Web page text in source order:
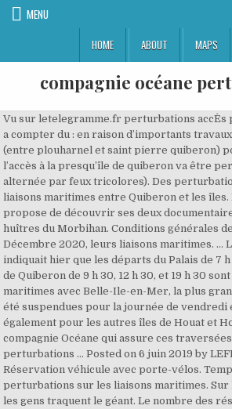
MENU
HOME
ABOUT MAPS
compagnie océane
Vu sur letelegramme.fr perturbations accÈs presqu’Île de quiberon a compter du : en raison d’importants travaux sur la départementale (entre plouharnel et saint pierre quiberon) pour une durée de mois, l’accès à la presqu’île de quiberon va être perturbé (circulation alternée par feux tricolores). Des perturbations ce dimanche sur les liaisons maritimes entre Quiberon et les îles. Le Télégramme vous propose de découvrir ses deux documentaires consacrés aux huîtres du Morbihan. Conditions générales de transport et de vente. Décembre 2020, leurs liaisons maritimes. ... La compagnie Océane indiquait hier que les départs du Palais de 7 h 45, 11 h, 18 h 15 et ceux de Quiberon de 9 h 30, 12 h 30, et 19 h 30 sont annulés. Les liaisons maritimes avec Belle-Ile-en-Mer, la plus grande île du Morbihan, ont été suspendues pour la journée de vendredi et pourraient l'être également pour les autres îles de Houat et Hoedic, a annoncé la compagnie Océane qui assure ces traversées, précisant que ces perturbations … Posted on 6 juin 2019 by LEFLOQUIBERON. Réservation véhicule avec porte-vélos. Tempête : des perturbations sur les liaisons maritimes. Sur les réseaux sociaux, les gens traquent le géant. Le nombre des réservations pour une traversée d'un véhicule avec un porte-vélos étant limité, nous vous invitons à contacter notre centrale de réservation au … Il est fortement recommandé à … Le nombre des réservations pour une traversée d'un véhicule avec un porte-vélos étant limité, nous vous invitons à contacter notre centrale de réservation au 0820056156 (0,12€ ttc/min).. Merci de … » Xena est en... Restez connecté à l’actualité grâce à nos newsletters. Tempête Brendan. Mentions légales. » En septembre, Hugo a intégré l'équipe de France jeune de... « Je suis une fille qui a du caractère et qui rentre dans les gens quand il y a quelque chose qui ne va pas. En raison des mauvaises conditions météorologiques liées à la tempête Ciara, annoncée ce dimanche 9 février 2020, la Le nombre des réservations pour une traversée d'un véhicule avec un porte-vélos étant limité, nous vous invitons à contacter notre centrale de réservation au 0820056156 (0,12€ ttc/, Merci de consulter la page dédiée aux informations CORONAVIRUS. En raison des conditions météorologiques annoncées pour la journée du dimanche 27 décembre 2020, les rotations de la ligne Quiberon - Houat ... Il y a également des risques de perturbations également pour la journée du lundi 28 décembre 2020. La compagnie Océane annonce des perturbations dans les transports entre Quiberon et les îles ce vendredi. Car BreizhGo – Lignes interurbaines La montée se fait à nouveau par l’avant du car. Compagnie Océane : « Une fréquentation digne du mois d'août. Alors que la tempête Bella va balayer la Bretagne, la Compagnie Océane apporte des modifications à ses liaisons maritimes pour la journée du dimanche 27 décembre 2020. Par Ronan Houssin Publié le 26 Déc 20 à 16:46 En raison de la tempête Bella, la Compagnie Océane apporte des modifications à ses rotations. En raison des mauvaises conditions météorologiques de ce week-end, la compagnie Océane (Morbihan) … En raison des conditions météorologiques, la Compagnie Océane prévoit, dimanche 3 et lundi 4 mars 2019, des perturbations dans les liaisons entre les îles (Belle-Ile, Houat, Hoedic) et Quiberon. Selon la Compagnie Océane, les conditions météorologiques remodèlent à nouveau les rotations pour les trois jours à venir. Les mauvaises conditions météorologiques ont contraint la Compagnie Océane d’annuler plusieurs départs sur sa ligne Lorient-Groix, ce lundi matin Perturbations sur la liaison Lorient-Groix Vous aurez toutes les informations sur les perturbations maritimes sur la ligne Quiberon-Houat-Hoëdic. Perturbations sur la liaison Belle-Île-Quiberon (Archives François Destoc) Lecture : 1 minute Partager. La Compagnie Océane fait savoir qu’en raison des mauvaises conditions météorologiques annoncées lundi 28 décembre 2020, toutes les rotations en direction de Groix sont annulées. horaire réservation bateau, traversée à destination des iles de Bretagne Sud : Belle-Ile-en-Mer, Groix, Houat, Hoedic au départ de Quiberon et Lorient, îles du morbihan, île du ponant, île au grenat La compagnie Océane annonce des perturbations sur la liaison vers Groix pour jeudi 12 décembre et vendredi 13 décembre et sur la ligne de Belle-Ile, mercredi 11, jeudi 12 et vendredi 13 décembre. La saison des tempêtes devrait commencer fort avec l’arrivée d’Alex, annoncée avec des rafales pouvant atteindre 140 km/h sur … Un accord met fin à la grève des salariés de la Compagnie océane. Amplify your vacation experience on an Ocean MedallionClass cruise with personalized service that anticipates your needs, wants and desires. Le bourg. Pour notre sécurité à tous, l'étiquetage des bagages est obligatoire. Le trafic maritime par la compagnie océane. En raison d’une grève du personnel, nous vous invitons à prendre connaissance des modifications des horaires pour les traversées Quiberon – Le Palais : Laurent Berger (CFDT) appelle à une hausse de 15 % des salaires dans le médico-social, Voile. En savoir plus. Des retards sur les dernières rotations sont à prévoir suivant la météo. Des perturbations aujourd'hui. Tempête Bella. (©Johann Foucault)En raison de la tempête Bella qui va balayer la Bretagne à compter de samedi 26 décembre 2020, la Compagnie Océane apporte des modifications à… Compagnie Océane. La tempête Alex débarque sur le littoral du Morbihan. Caudrelier : « Aujourd’hui, ça paraît presque normal d’aller viser cette barre des 40 jours… », Covid-19 : la Belgique franchit le cap des 20 000 morts [Direct], Pakistan : une panne d’électricité plonge le pays dans le noir. La flotte du Conseil Régional de Bretagne - Compagnie Oceane. Compagnie Océane. Liaisons quotidiennes Quiberon- Belle-île (Le Palais) passagers et véhicules, toute l'année Réservations www.compagnie-oceane.fr ou 0820 056 156 C'est un sport de nature, on est à sa merci, et ce qu'elle nous offre, c'est exceptionnel. Le nombre des réservations pour une traversée d'un véhicule avec un porte-vélos étant limité, nous vous invitons à contacter notre centrale de réservation au 0820056156 (0,12€ ttc/min). J'aime l'île d'Hoedic. Perturbations sur la liaison Belle-Île-Quiberon (Archives François Destoc) Lecture : 1 minute Partager. Des perturbations sur les liaisons maritimes dans le Morbihan. Effervescence au Havre (Seine-Maritime) : du 7 au 9 juillet 2017, la compagnie Royal de Luxe revient dans la Cité océane. Une facture très